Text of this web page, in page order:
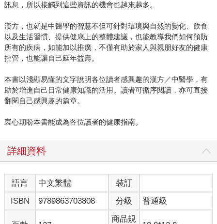
訊息，所以接觸到這些資訊的機會也越來越多。
漢方，也就是中醫學的智慧不但可針對環境與自然的變化、飲食
以及生活習慣、提供健康上的整體建議，也能教導我們如何預防
所有的疾病，如能加以推廣，不僅有助於家人與親朋好友的健康
控管，也能讓自己延年益壽。
本書以淺顯易懂的文字說明各位讀者感興趣的漢方／中醫學，有
助於增進自己日常健康知識的活用。讀者可循序閱讀，亦可直接
翻閱自己感興趣的篇章。
衷心期盼本書能成為各位讀者的健康指南。
詳細資料
語言 中文繁體
裝訂
ISBN
9789863703808 分級 普通級
商品規